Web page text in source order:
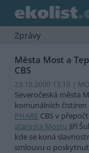
Zprávy
Města Most a
CBS
23.10.2000 13:10 |
Severočeská města
komunálních
PHARE CBS v
starosta Mostu Jiří
kde se koná
smlouvu o